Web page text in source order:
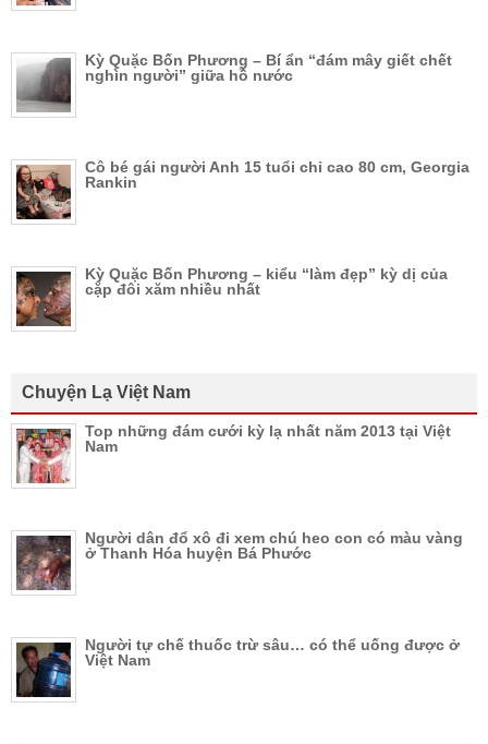
Kỳ Quặc Bốn Phương – Bí ẩn “đám mây giết chết
nghìn người” giữa hồ nước
Cô bé gái người Anh 15 tuổi chỉ cao 80 cm, Georgia
Rankin
Kỳ Quặc Bốn Phương – kiểu “làm đẹp” kỳ dị của
cặp đôi xăm nhiều nhất
Chuyện Lạ Việt Nam
Top những đám cưới kỳ lạ nhất năm 2013 tại Việt
Nam
Người dân đổ xô đi xem chú heo con có màu vàng
ở Thanh Hóa huyện Bá Phước
Người tự chế thuốc trừ sâu… có thể uống được ở
Việt Nam